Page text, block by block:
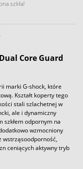
szkła!
Core Guard
marki G-shock, które
Kształt koperty tego
stali szlachetnej w
ale i dynamiczny
szkłem odpornym na
wzmocniony
wstrząsoodporność,
ceniących aktywny tryb